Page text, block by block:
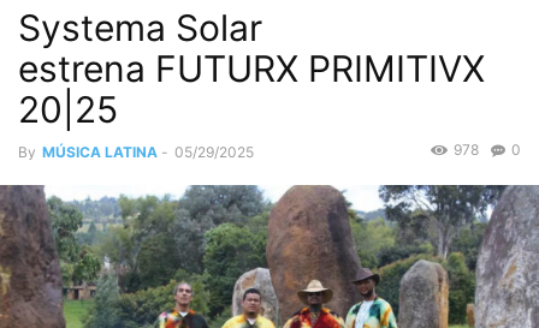
Systema Solar
estrena FUTURX PRIMITIVX
20|25
By MÚSICA LATINA - 05/29/2025 0
978